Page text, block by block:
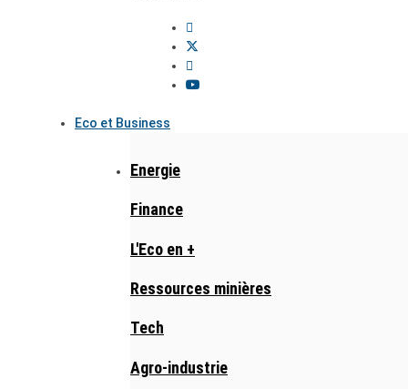
Eco et Business
Energie
Finance
L'Eco en +
Ressources minières
Tech
Agro-industrie